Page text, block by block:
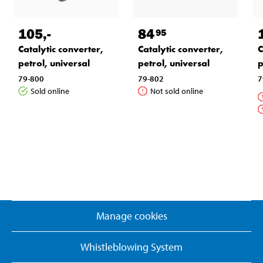
105,-
Catalytic converter,
petrol, universal
79-800
Sold online
8495
Catalytic converter,
petrol, universal
79-802
Not sold online
Manage cookies
Whistleblowing System